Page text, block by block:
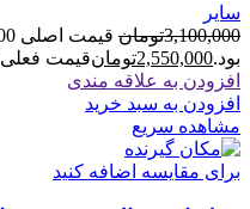
سایر
3,100,000تومان
بود.2,550,000تومانقیمت فعلی 2,550,000تومان است.
افزودن به علاقه مندی
افزودن به سبد خرید
مشاهده سریع
برای مقایسه اضافه کنید